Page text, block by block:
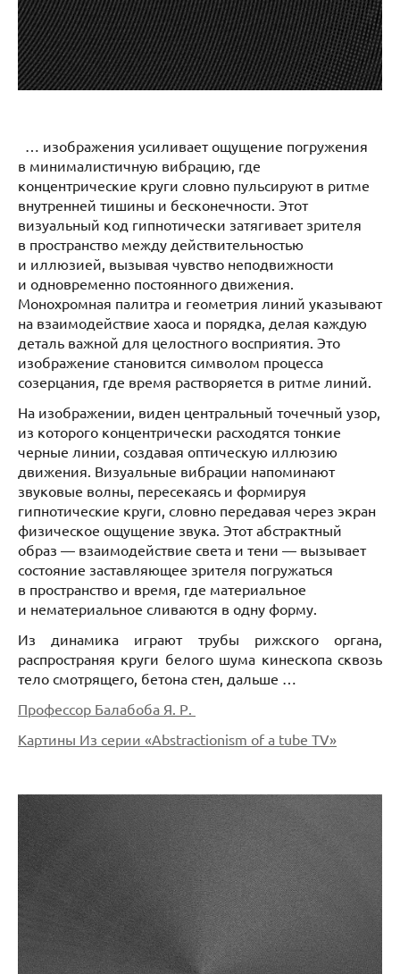
… изображения усиливает ощущение погружения
в минималистичную вибрацию, где
концентрические круги словно пульсируют в ритме
внутренней тишины и бесконечности. Этот
визуальный код гипнотически затягивает зрителя
в пространство между действительностью
и иллюзией, вызывая чувство неподвижности
и одновременно постоянного движения.
Монохромная палитра и геометрия линий указывают
на взаимодействие хаоса и порядка, делая каждую
деталь важной для целостного восприятия. Это
изображение становится символом процесса
созерцания, где время растворяется в ритме линий.
На изображении, виден центральный точечный узор,
из которого концентрически расходятся тонкие
черные линии, создавая оптическую иллюзию
движения. Визуальные вибрации напоминают
звуковые волны, пересекаясь и формируя
гипнотические круги, словно передавая через экран
физическое ощущение звука. Этот абстрактный
образ — взаимодействие света и тени — вызывает
состояние заставляющее зрителя погружаться
в пространство и время, где материальное
и нематериальное сливаются в одну форму.
Из динамика играют трубы рижского органа,
распространяя круги белого шума кинескопа сквозь
тело смотрящего, бетона стен, дальше …
Профессор Балабоба Я. Р.
Картины Из серии «Abstractionism of a tube TV»